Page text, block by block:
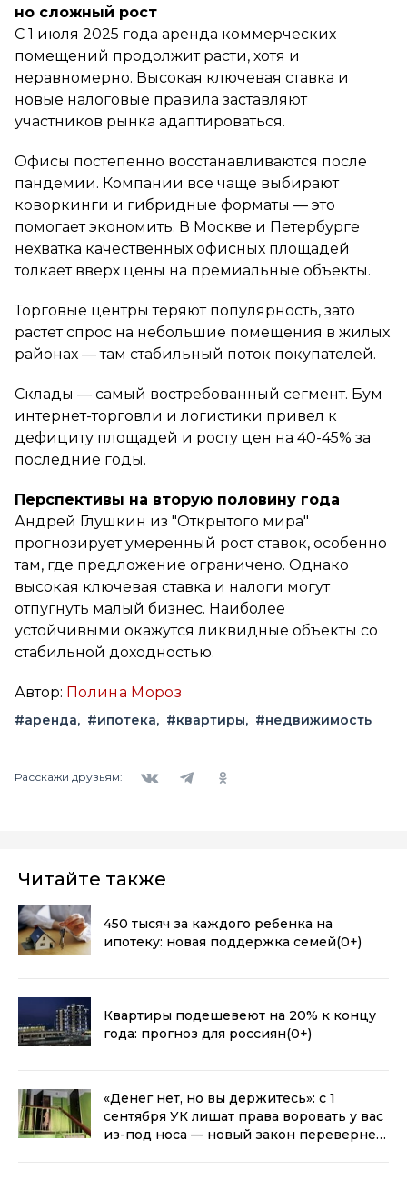
но сложный рост
С 1 июля 2025 года аренда коммерческих
помещений продолжит расти, хотя и
неравномерно. Высокая ключевая ставка и
новые налоговые правила заставляют
участников рынка адаптироваться.
Офисы постепенно восстанавливаются после
пандемии. Компании все чаще выбирают
коворкинги и гибридные форматы — это
помогает экономить. В Москве и Петербурге
нехватка качественных офисных площадей
толкает вверх цены на премиальные объекты.
Торговые центры теряют популярность, зато
растет спрос на небольшие помещения в жилых
районах — там стабильный поток покупателей.
Склады — самый востребованный сегмент. Бум
интернет-торговли и логистики привел к
дефициту площадей и росту цен на 40-45% за
последние годы.
Перспективы на вторую половину года
Андрей Глушкин из "Открытого мира"
прогнозирует умеренный рост ставок, особенно
там, где предложение ограничено. Однако
высокая ключевая ставка и налоги могут
отпугнуть малый бизнес. Наиболее
устойчивыми окажутся ликвидные объекты со
стабильной доходностью.
Автор: Полина Мороз
#аренда #ипотека #квартиры #недвижимость
Расскажи друзьям:
Читайте также
450 тысяч за каждого ребенка на
ипотеку: новая поддержка семей(0+)
Квартиры подешевеют на 20% к концу
года: прогноз для россиян(0+)
«Денег нет, но вы держитесь»: с 1
сентября УК лишат права воровать у вас
из-под носа — новый закон перевернет